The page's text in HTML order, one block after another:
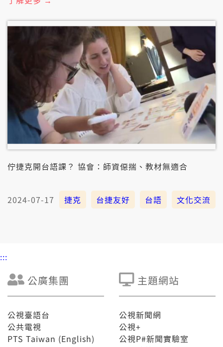
李遠，閣有幾若位朝野立委也有去。故宮院長蕭宗煌表
佇捷克開台語課？ 協會：師資僫揣、教材無適合
2024-07-17 捷克 台捷友好 台語 文化交流
:::
公廣集團
公視臺語台
公共電視
PTS Taiwan (English)
主題網站
公視新聞網
公視+
公視P#新聞實驗室